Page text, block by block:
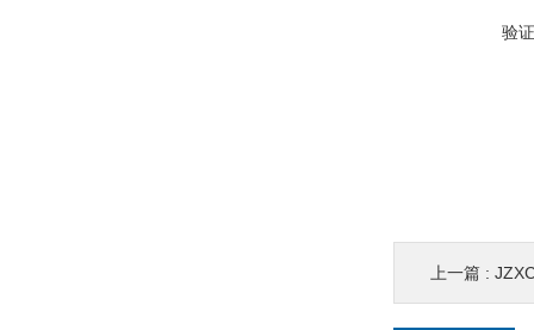
验
上一篇 : JZXC-